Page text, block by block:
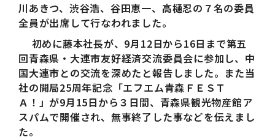
川あきつ、渋谷浩、谷田恵一、高樋忍の７名の委員
全員が出席して行なわれました。
初めに藤本社長が、9月12日から16日まで第五
回青森県・大連市友好経済交流委員会に参加し、中
国大連市との交流を深めたと報告しました。また当
社の開局25周年記念「エフエム青森ＦＥＳＴ
Ａ！」が9月15日から３日間、青森県観光物産館ア
スパムで開催され、無事終了した事などを伝えまし
た。